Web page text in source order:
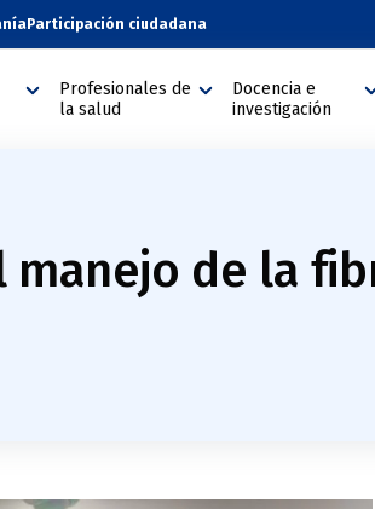
Participación ciudadana
Profesionales de
la salud
Docencia e
investigación
manejo de la